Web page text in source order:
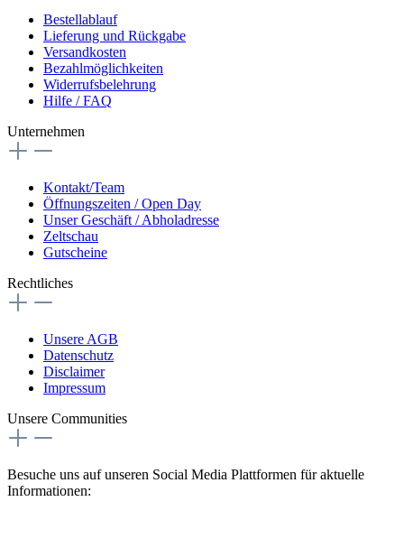
Bestellablauf
Lieferung und Rückgabe
Versandkosten
Bezahlmöglichkeiten
Widerrufsbelehrung
Hilfe / FAQ
Unternehmen
Kontakt/Team
Öffnungszeiten / Open Day
Unser Geschäft / Abholadresse
Zeltschau
Gutscheine
Rechtliches
Unsere AGB
Datenschutz
Disclaimer
Impressum
Unsere Communities
Besuche uns auf unseren Social Media Plattformen für aktuelle
Informationen: